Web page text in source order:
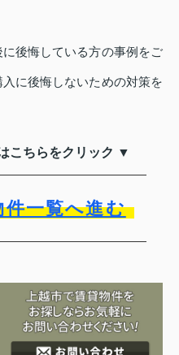
後悔している方の事例をご
に後悔しないための対策を
こちらをクリック ▼
件一覧へ進む